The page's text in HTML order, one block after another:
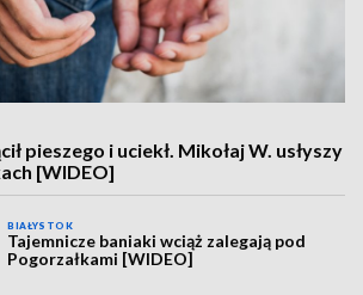
pieszego i uciekł. Mikołaj W. usłyszy
[WIDEO]
BIAŁYSTOK
Tajemnicze baniaki wciąż zalegają pod
Pogorzałkami [WIDEO]